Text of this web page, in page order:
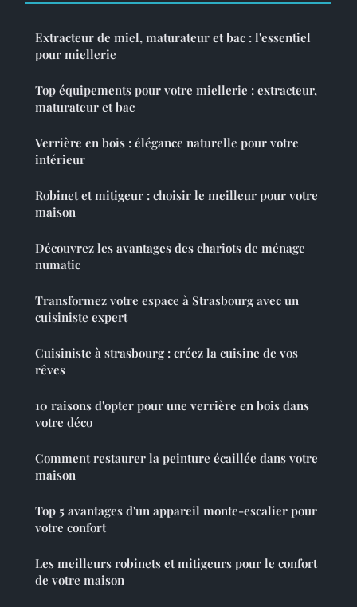
Extracteur de miel, maturateur et bac : l'essentiel
pour miellerie
Top équipements pour votre miellerie : extracteur,
maturateur et bac
Verrière en bois : élégance naturelle pour votre
intérieur
Robinet et mitigeur : choisir le meilleur pour votre
maison
Découvrez les avantages des chariots de ménage
numatic
Transformez votre espace à Strasbourg avec un
cuisiniste expert
Cuisiniste à strasbourg : créez la cuisine de vos
rêves
10 raisons d'opter pour une verrière en bois dans
votre déco
Comment restaurer la peinture écaillée dans votre
maison
Top 5 avantages d'un appareil monte-escalier pour
votre confort
Les meilleurs robinets et mitigeurs pour le confort
de votre maison